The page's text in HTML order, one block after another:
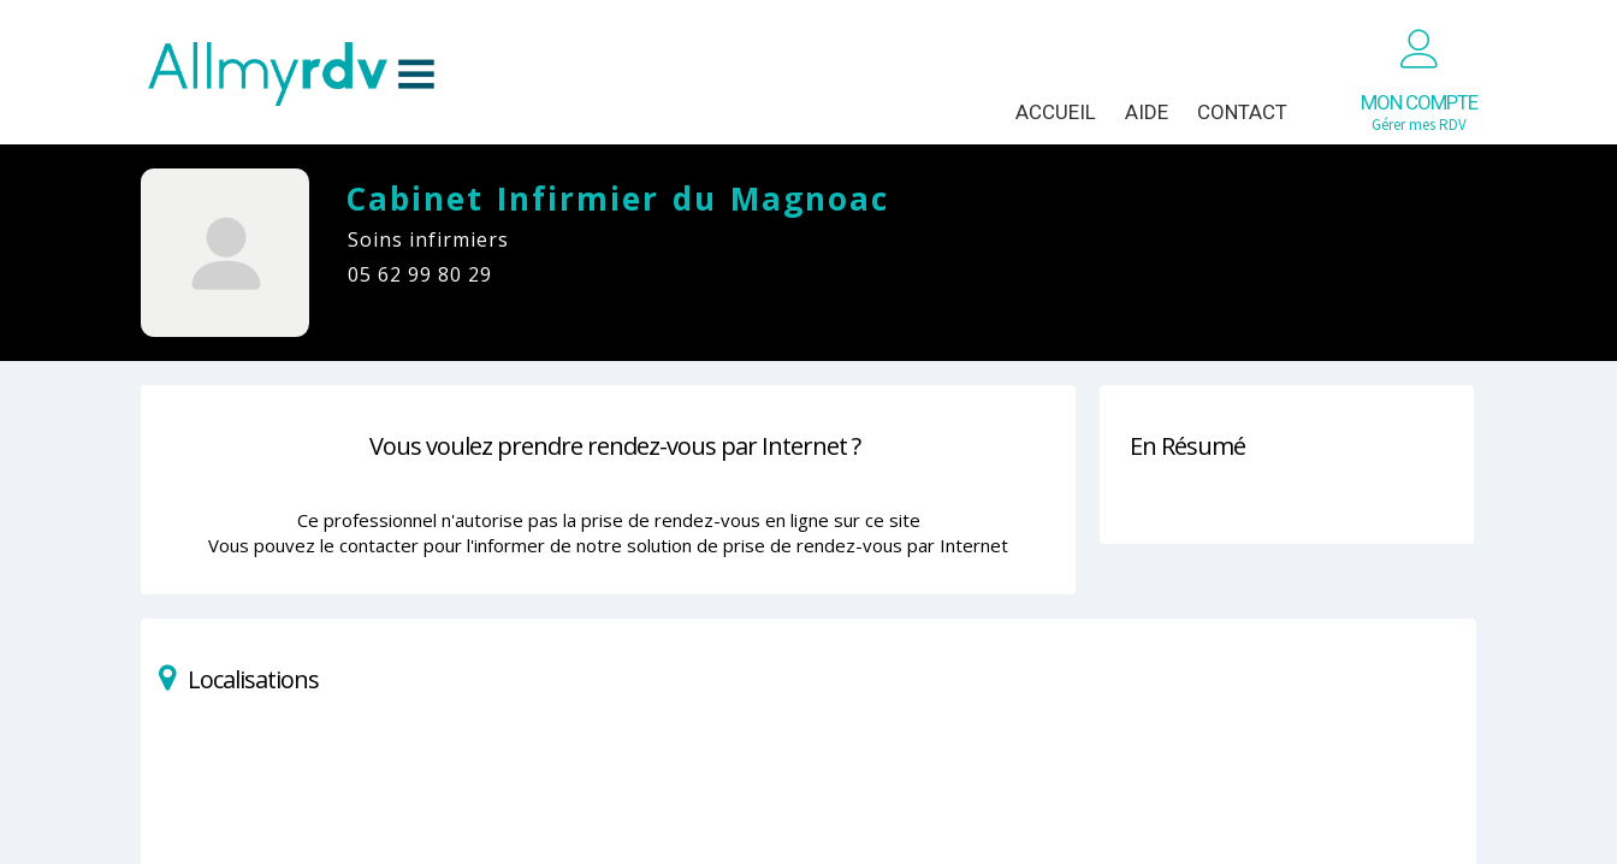
MON COMPTE
Gérer mes RDV
ACCUEIL AIDE CONTACT
Cabinet Infirmier du Magnoac
Soins infirmiers
05 62 99 80 29
En Résumé
Vous voulez prendre rendez-vous par Internet ?
Ce professionnel n'autorise pas la prise de rendez-vous en ligne sur ce site
Vous pouvez le contacter pour l'informer de notre solution de prise de rendez-vous par Internet
Localisations